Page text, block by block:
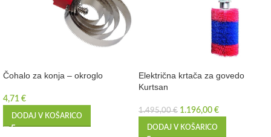
Čohalo za konja – okroglo
4,71 €
DODAJ V KOŠARICO
Električna krtača za govedo
Kurtsan
1.495,00€ 1.196,00 €
DODAJ V KOŠARICO